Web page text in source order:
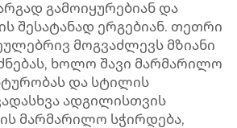
გამოიყურებიან და
შესატანად ერგებიან. თეთრი
მოგვაძლევს მზიანი
ხოლო შავი მარმარილო
და სტილის
ადგილისთვის
მარმარილო სჭირდება,